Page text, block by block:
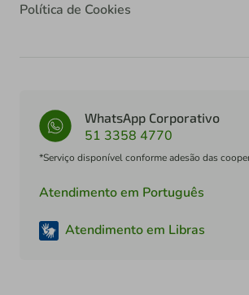
Política de Cookies
WhatsApp Corporativo
51 3358 4770
*Serviço disponível conforme adesão das
Atendimento em Português
Atendimento em Libras